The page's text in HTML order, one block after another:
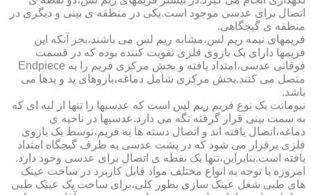
اتصال برای عدسی موجود است.یکی در منطقه ی بینی و دیگری در
منطقه ی گیجگاهی.
فریمهای نیمه ریم لس،مشابه ریم لس می باشند،بجز آنکه این
فریمها دارای یک بازوی فلزی تقویت کننده بوده که در قسمت
فوقانی عدسی،امتداد یافته و بخش مرکزی فریم را به Endpiece
متصل می کنند.بخش مرکزی شامل دماغه،بازوهای پد و پدها می
باشد.
نیومانت یک نوع فریم ریم لس است که عدسیها را تنها از لبه ای که
به سمت بینی قرار گرفته نگه می دارد.عدسیها در ناحیه ی
دماغه،اتصال یافته اند و اتصال دسته ها به فریم،توسط یک بازوی
فلزی برقرار می شود که در پشت عدسی به طرف گیجگاه امتداد
یافته است.بنابراین،تنها یک نقطه ی اتصال برای عدسی وجود دارد.
امروزه با توجه به انواع مختلف مواد قابل کاربرد در ساخت عینک
های طبی شغل عینک سازی بطور کلی،برای ساخت یک عینک طبی